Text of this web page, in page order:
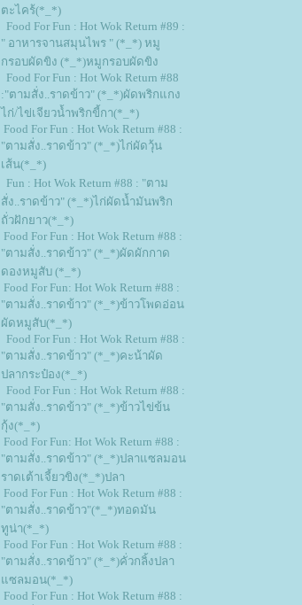
ตะไคร้(*_*)
Food For Fun : Hot Wok Return #89 :
" อาหารจานสมุนไพร " (*_*) หมู
กรอบผัดขิง (*_*)หมูกรอบผัดขิง
Food For Fun : Hot Wok Return #88
:"ตามสั่ง..ราดข้าว" (*_*)ผัดพริกแกง
ไก่/ไข่เจียวน้ำพริกขี้กา(*_*)
Food For Fun : Hot Wok Return #88 :
"ตามสั่ง..ราดข้าว" (*_*)ไก่ผัดวุ้น
เส้น(*_*)
Fun : Hot Wok Return #88 : "ตาม
สั่ง..ราดข้าว" (*_*)ไก่ผัดน้ำมันพริก
ถั่วฝักยาว(*_*)
Food For Fun : Hot Wok Return #88 :
"ตามสั่ง..ราดข้าว" (*_*)ผัดผักกาด
ดองหมูสับ (*_*)
Food For Fun: Hot Wok Return #88 :
"ตามสั่ง..ราดข้าว" (*_*)ข้าวโพดอ่อน
ผัดหมูสับ(*_*)
Food For Fun : Hot Wok Return #88 :
"ตามสั่ง..ราดข้าว" (*_*)คะน้าผัด
ปลากระป๋อง(*_*)
Food For Fun : Hot Wok Return #88 :
"ตามสั่ง..ราดข้าว" (*_*)ข้าวไข่ข้น
กุ้ง(*_*)
Food For Fun: Hot Wok Return #88 :
"ตามสั่ง..ราดข้าว" (*_*)ปลาแซลมอน
ราดเต้าเจี้ยวขิง(*_*)ปลา
Food For Fun : Hot Wok Return #88 :
"ตามสั่ง..ราดข้าว"(*_*)ทอดมัน
ทูน่า(*_*)
Food For Fun : Hot Wok Return #88 :
"ตามสั่ง..ราดข้าว" (*_*)คั่วกลิ้งปลา
ซลมอน(*_*)
Food For Fun : Hot Wok Return #88 :